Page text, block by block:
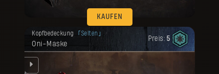
KAUFEN
Kopfbedeckung Selten
Oni-Maske
Preis: 5
Deine Belohnung ist freigeschaltet
worden.